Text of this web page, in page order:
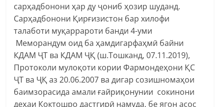
сарҳадбонони ҳар ду ҷониб ҳозир шуданд.
Сарҳадбонони Қирғизистон бар хилофи
талаботи муқаррароти банди 4-уми
Меморандум оид ба ҳамдигарфаҳмӣ байни
КДАМ ҶТ ва КДАМ ҶҚ (ш.Тошканд, 07.11.2019),
Протоколи мулоқоти кории Фармондеҳони ҚС
ҶТ ва ҶҚ аз 20.06.2007 ва дигар созишномаҳои
баимзорасида амали ғайриқонунии сокинони
деҳаи Коктошро дастгирӣ намуда, бе ягон асос